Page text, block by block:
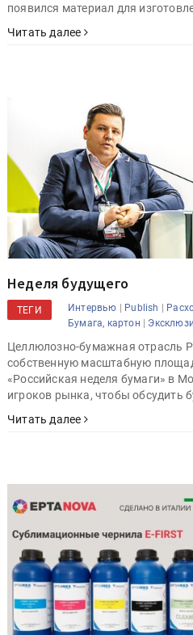
появился материал для
Читать далее
Неделя будущего
ТЕГИ Интервью | Publish |
Бумага, картон |
Целлюлозно-бумажная отрасль
собственную масштабную
«Российская неделя бумаги» в
игроков рынка, чтобы обсудить
Читать далее